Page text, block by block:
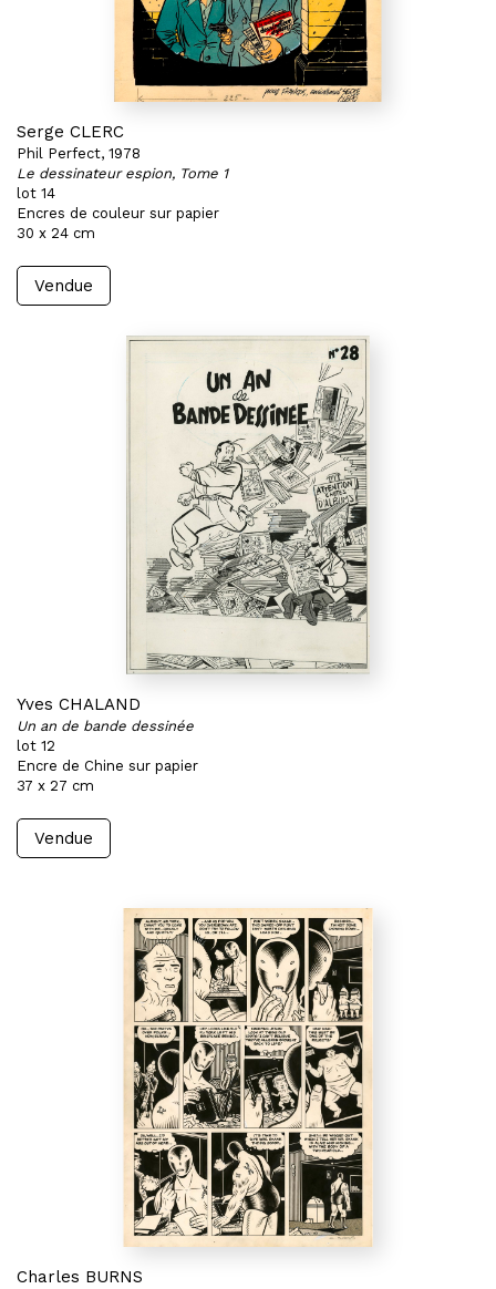
Serge CLERC
Phil Perfect, 1978
Le dessinateur espion, Tome 1
lot 14
Encres de couleur sur papier
30 x 24 cm
Vendue
Yves CHALAND
Un an de bande dessinée
lot 12
Encre de Chine sur papier
37 x 27 cm
Vendue
Charles BURNS